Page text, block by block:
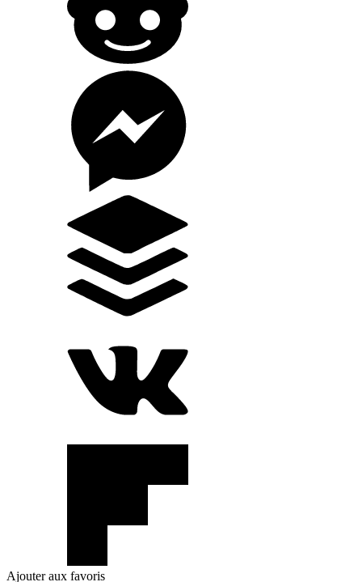
Ajouter aux favoris